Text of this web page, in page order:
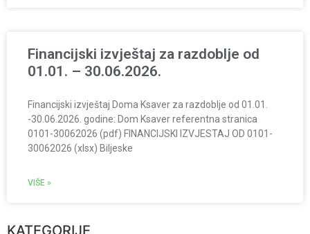
Financijski izvještaj za razdoblje od
01.01. – 30.06.2026.
Financijski izvještaj Doma Ksaver za razdoblje od 01.01.
-30.06.2026. godine: Dom Ksaver referentna stranica
0101-30062026 (pdf) FINANCIJSKI IZVJESTAJ OD 0101-
30062026 (xlsx) Biljeske
VIŠE »